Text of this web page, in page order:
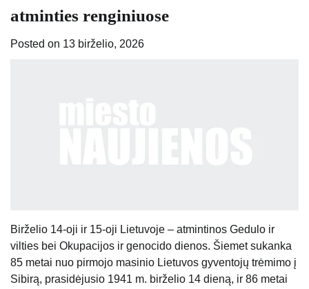
atminties renginiuose
Posted on 13 birželio, 2026
Birželio 14-oji ir 15-oji Lietuvoje – atmintinos Gedulo ir
vilties bei Okupacijos ir genocido dienos. Šiemet sukanka
85 metai nuo pirmojo masinio Lietuvos gyventojų trėmimo į
Sibirą, prasidėjusio 1941 m. birželio 14 dieną, ir 86 metai